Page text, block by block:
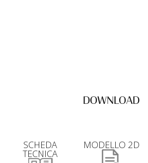
DOWNLOAD
SCHEDA
TECNICA
MODELLO 2D